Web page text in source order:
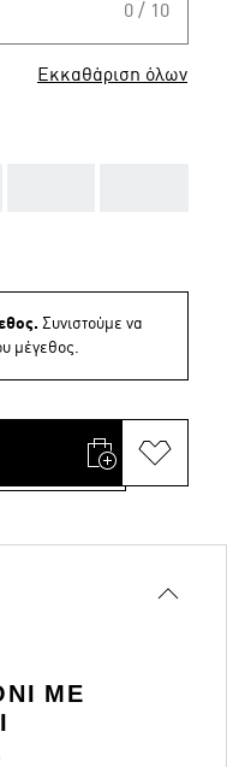
0 / 10
Εκκαθάριση όλων
Συνιστούμε να
μέγεθος.
ΜΕ